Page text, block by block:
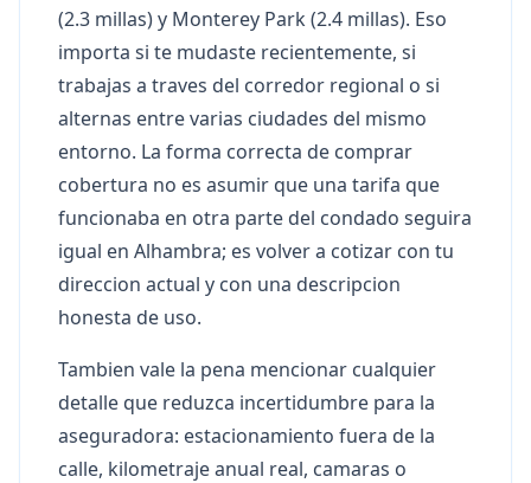
(2.3 millas) y Monterey Park (2.4 millas). Eso
importa si te mudaste recientemente, si
trabajas a traves del corredor regional o si
alternas entre varias ciudades del mismo
entorno. La forma correcta de comprar
cobertura no es asumir que una tarifa que
funcionaba en otra parte del condado seguira
igual en Alhambra; es volver a cotizar con tu
direccion actual y con una descripcion
honesta de uso.
Tambien vale la pena mencionar cualquier
detalle que reduzca incertidumbre para la
aseguradora: estacionamiento fuera de la
calle, kilometraje anual real, camaras o